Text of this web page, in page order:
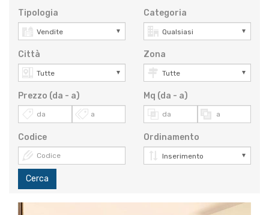
Tipologia Categoria
Città Zona
Prezzo (da - a) Mq (da - a)
Codice Ordinamento
Cerca